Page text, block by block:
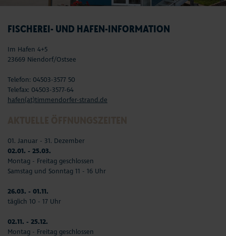
FISCHEREI- UND HAFEN-INFORMATION
Im Hafen 4+5
23669 Niendorf/Ostsee
Telefon: 04503-3577 50
Telefax: 04503-3577-64
hafen(at)timmendorfer-strand.de
01. Januar - 31. Dezember
02.01. - 25.03.
Montag - Freitag geschlossen
Samstag und Sonntag 11 - 16 Uhr
26.03. - 01.11.
täglich 10 - 17 Uhr
02.11. - 25.12.
Montag - Freitag geschlossen